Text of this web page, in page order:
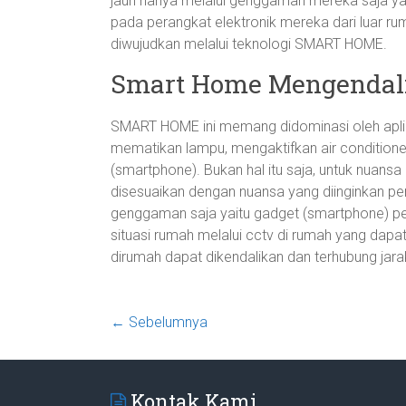
pada perangkat elektronik mereka dari luar
diwujudkan melalui teknologi SMART HOME.
Smart Home
SMART HOME ini memang didominasi oleh
mematikan lampu, mengaktifkan air
(smartphone). Bukan hal itu saja, untuk
disesuaikan dengan nuansa yang diinginkan
genggaman saja yaitu gadget (smartphone)
situasi rumah melalui cctv di rumah yang
dirumah dapat dikendalikan dan terhubung
← Sebelumnya